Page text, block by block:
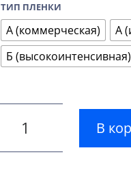
ТИП ПЛЕНКИ
А (коммерческая)
А
Б (высокоинтенсивная)
В